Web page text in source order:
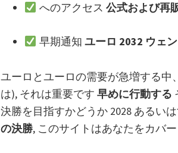
へのアクセス 公式および再
早期通知 ユーロ 2032 ウェ
ユーロとユーロの需要が急増する中
は), それは重要です 早めに行動する
決勝を目指すかどうか 2028 あるい
の決勝, このサイトはあなたをカバ